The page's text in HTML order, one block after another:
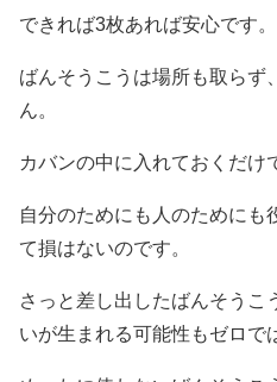
できれば3枚あれば安心です。
ばんそうこうは場所も取らず
ん。
カバンの中に入れておくだけ
自分のためにも人のためにも
て損はないのです。
さっと差し出したばんそうこ
いが生まれる可能性もゼロで